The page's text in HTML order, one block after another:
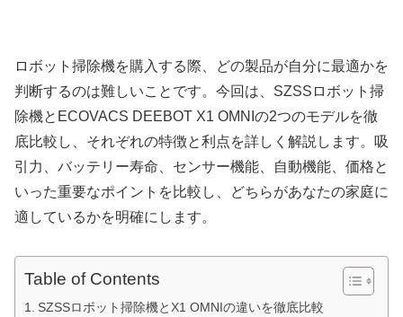
ロボット掃除機を購入する際、どの製品が自分に最適かを
判断するのは難しいことです。今回は、SZSSロボット掃
除機とECOVACS DEEBOT X1 OMNIの2つのモデルを徹
底比較し、それぞれの特徴と利点を詳しく解説します。吸
引力、バッテリー寿命、センサー機能、自動機能、価格と
いった重要なポイントを比較し、どちらがあなたの家庭に
適しているかを明確にします。
Table of Contents
SZSSロボット掃除機とX1 OMNIの違いを徹底比較